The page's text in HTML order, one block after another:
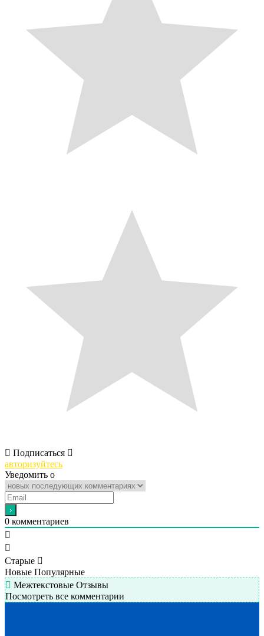
Подписаться
авторизуйтесь
Уведомить о
0 комментариев
Старые
Новые Популярные
Межтекстовые Отзывы
Посмотреть все комментарии